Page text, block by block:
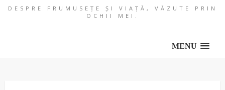
DESPRE FRUMUSEȚE ȘI VIAȚĂ, VĂZUTE PRIN
OCHII MEI.
MENU